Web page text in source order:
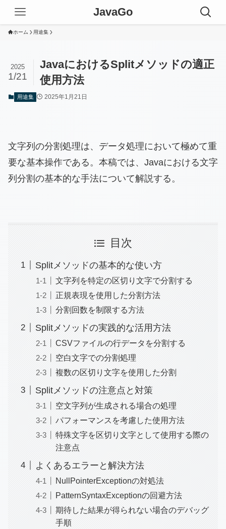
JavaGo
ホーム 用途集
JavaにおけるSplitメソッドの適正
使用方法
2025
1/21
用途集 2025年1月21日
文字列の分割処理は、データ処理において極めて重
要な基本操作である。本稿では、Javaにおける文字
列分割の基本的な手法について解説する。
目次
Splitメソッドの基本的な使い方
文字列を特定の区切り文字で分割する
正規表現を使用した分割方法
分割回数を制限する方法
Splitメソッドの実践的な活用方法
CSVファイルの行データを分割する
空白文字での分割処理
複数の区切り文字を使用した分割
Splitメソッドの注意点と対策
空文字列が生成される場合の処理
パフォーマンスを考慮した使用方法
特殊文字を区切り文字として使用する際の
注意点
よくあるエラーと解決方法
NullPointerExceptionの対処法
PatternSyntaxExceptionの回避方法
期待した結果が得られない場合のデバッグ
手順